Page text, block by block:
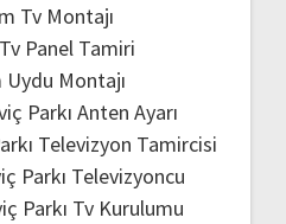
Tv Montajı
Panel Tamiri
Montajı
Parkı Anten Ayarı
Televizyon Tamircisi
Parkı Televizyoncu
Parkı Tv Kurulumu